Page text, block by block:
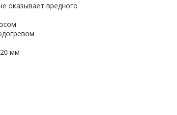
оказывает вредного
мм